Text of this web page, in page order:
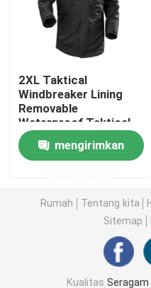
Kemeja Taktis Militer
Mantel Musim Dingin
Ransel Taktis Militer
Rompi Taktis Militer
Perlengkapan
2XL Taktical
Windbreaker Lining
Removable
Waterproof Taktical
Fleece Jacket
mengirimkan
Rumah Tentang kita
Sitemap
Kualitas